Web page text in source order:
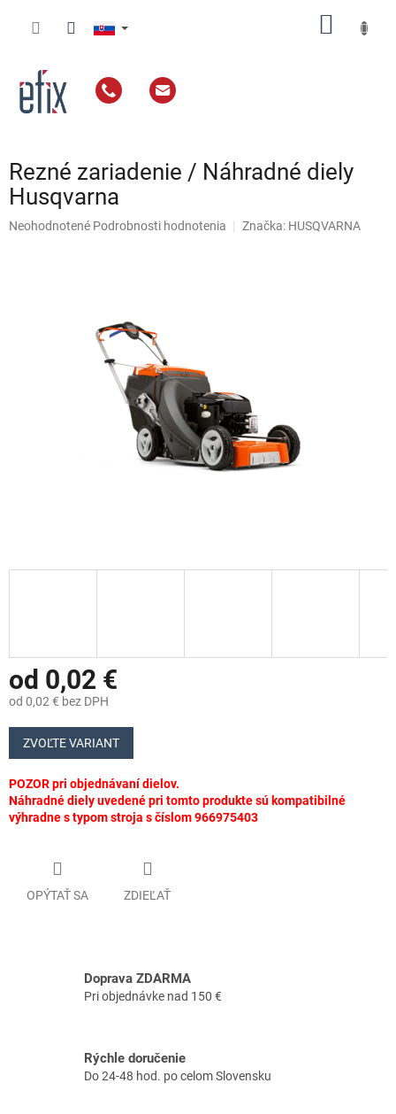
Rezné zariadenie / Náhradné diely
Husqvarna
Priemerné
Neohodnotené Podrobnosti hodnotenia Značka: HUSQVARNA
od 0,02 €
od 0,02 € bez DPH
Jednotková
cena:
ZVOĽTE VARIANT
POZOR pri objednávaní dielov.
Náhradné diely uvedené pri tomto produkte sú kompatibilné
výhradne s typom stroja s číslom 966975403
OPÝTAŤ SA ZDIEĽAŤ
Doprava ZDARMA
Pri objednávke nad 150 €
Rýchle doručenie
Do 24-48 hod. po celom Slovensku